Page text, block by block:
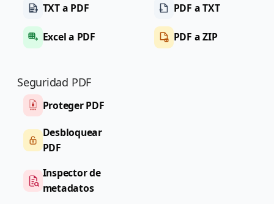
TXT a PDF
Excel a PDF
PDF a TXT
PDF a ZIP
Seguridad PDF
Proteger PDF
Desbloquear
PDF
Inspector de
metadatos